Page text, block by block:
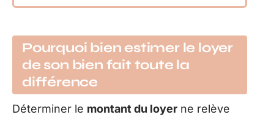
Pourquoi bien estimer le loyer
de son bien fait toute la
différence
Déterminer le montant du loyer ne relève